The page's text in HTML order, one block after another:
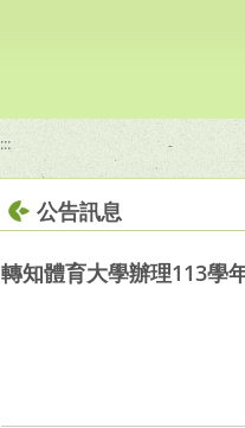
:::
公告訊息
轉知體育大學辦理113學